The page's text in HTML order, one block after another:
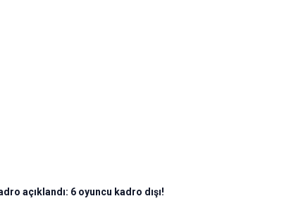
açıklandı: 6 oyuncu kadro dışı!